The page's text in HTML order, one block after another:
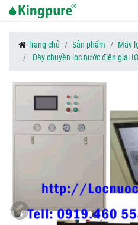
Trang chủ Sản phẩm
Máy
Dây chuyền lọc nước điện giải